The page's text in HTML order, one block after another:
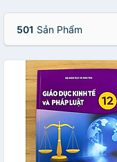
501 Sản Phẩm